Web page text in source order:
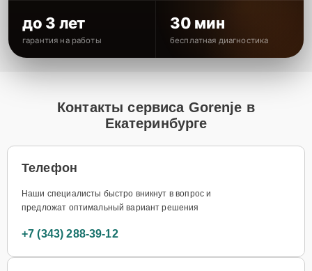
до 3 лет
гарантия на работы
30 мин
бесплатная диагностика
Контакты сервиса Gorenje в
Екатеринбурге
Телефон
Наши специалисты быстро вникнут в вопрос и
предложат оптимальный вариант решения
+7 (343) 288-39-12